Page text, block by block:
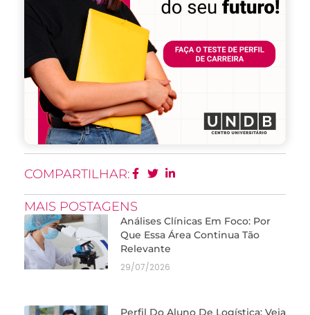
COMPARTILHAR:
MAIS POSTAGENS
Análises Clínicas Em Foco: Por
Que Essa Área Continua Tão
Relevante
29/07/2026
Perfil Do Aluno De Logística: Veja